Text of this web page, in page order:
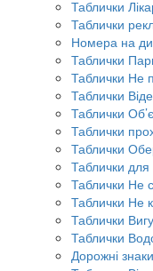
Таблички
Таблички
Номера на
Таблички
Таблички Не
Таблички
Таблички
Таблички
Таблички
Таблички
Таблички Не
Таблички Не
Таблички
Таблички
Дорожні